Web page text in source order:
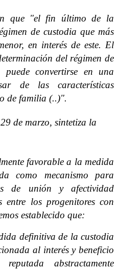
que "el fin último de la
de custodia que más
en interés de este. El
del régimen de
convertirse en una
de las características
de familia (..)".
de marzo, sintetiza la
favorable a la medida
como mecanismo para
de unión y afectividad
entre los progenitores con
establecido que:
definitiva de la custodia
al interés y beneficio
abstractamente